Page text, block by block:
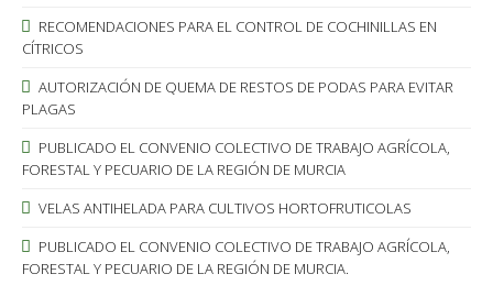
RECOMENDACIONES PARA EL CONTROL DE COCHINILLAS EN
CÍTRICOS
AUTORIZACIÓN DE QUEMA DE RESTOS DE PODAS PARA EVITAR
PLAGAS
PUBLICADO EL CONVENIO COLECTIVO DE TRABAJO AGRÍCOLA,
FORESTAL Y PECUARIO DE LA REGIÓN DE MURCIA
VELAS ANTIHELADA PARA CULTIVOS HORTOFRUTICOLAS
PUBLICADO EL CONVENIO COLECTIVO DE TRABAJO AGRÍCOLA,
FORESTAL Y PECUARIO DE LA REGIÓN DE MURCIA.